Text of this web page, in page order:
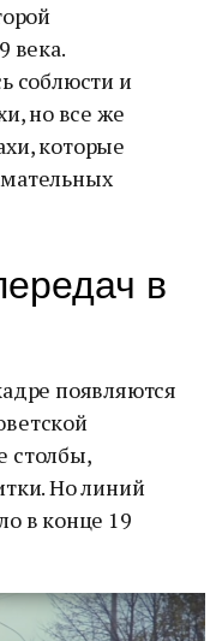
века.
соблюсти и
но все же
которые
в
появляются
столбы,
Но линий
в конце 19